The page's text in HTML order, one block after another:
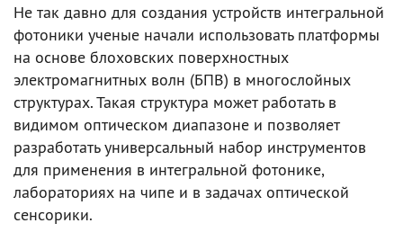
Не так давно для создания устройств интегральной
фотоники ученые начали использовать платформы
на основе блоховских поверхностных
электромагнитных волн (БПВ) в многослойных
структурах. Такая структура может работать в
видимом оптическом диапазоне и позволяет
разработать универсальный набор инструментов
для применения в интегральной фотонике,
лабораториях на чипе и в задачах оптической
сенсорики.